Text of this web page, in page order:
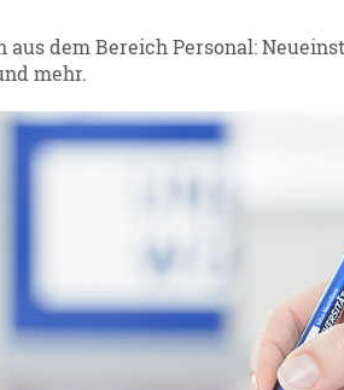
aus dem Bereich Personal:
mehr.